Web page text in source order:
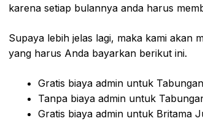
karena setiap bulannya anda harus
Supaya lebih jelas lagi, maka kami akan
yang harus Anda bayarkan berikut ini.
Gratis biaya admin untuk
Tanpa biaya admin untuk
Gratis biaya admin untuk Britama